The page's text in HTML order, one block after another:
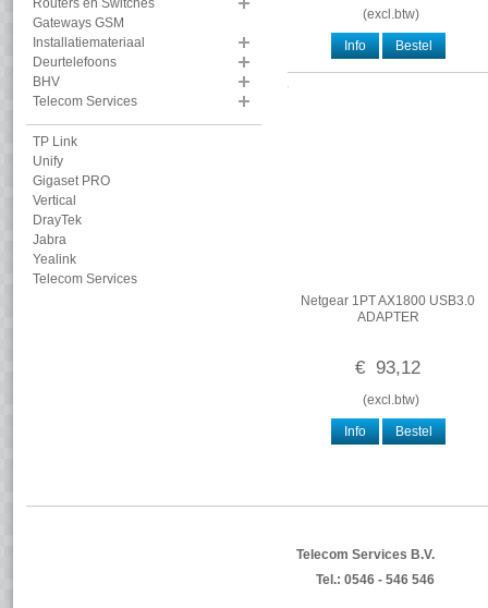
Routers en Switches
Gateways GSM
Installatiemateriaal
Deurtelefoons
BHV
Telecom Services
TP Link
Unify
Gigaset PRO
Vertical
DrayTek
Jabra
Yealink
Telecom Services
(excl.btw)
Info Bestel
Netgear 1PT AX1800 USB3.0
ADAPTER
€ 93,12
(excl.btw)
Info Bestel
Telecom Services B.V.
Tel.: 0546 - 546 546